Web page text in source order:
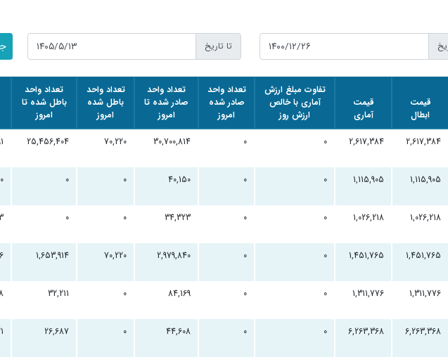
تا تاریخ
قیمت
ابطال
قیمت
آماری
تفاوت مبلغ ارزش
آماری با خالص
ارزش روز
تعداد واحد
صادر شده
امروز
تعداد واحد
صادر شده تا
امروز
تعداد واحد
باطل شده
امروز
تعداد واحد
باطل شده تا
امروز
2,617,384
2,617,384
0
0
30,700,814
70,220
25,456,404
1,115,905
1,115,905
0
0
40,150
0
0
1,026,218
1,026,218
0
0
34,323
0
0
1,451,765
1,451,765
0
0
2,979,840
70,220
1,653,914
1,311,776
1,311,776
0
0
84,169
0
32,211
6,263,368
6,263,368
0
0
44,608
0
26,687